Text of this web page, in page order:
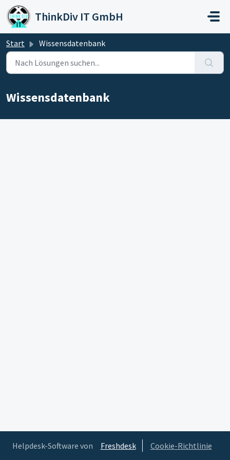
Zum hauptsächlichen Inhalt gehen
ThinkDiv IT GmbH
Start Wissensdatenbank
Wissensdatenbank
Helpdesk-Software von Freshdesk Cookie-Richtlinie